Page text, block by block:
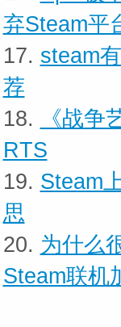
弃Steam平
17. steam
荐
18.
《战
RTS
19. Steam
思
20. 为什么
Steam联机